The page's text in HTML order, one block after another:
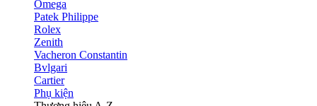
Omega
Patek Philippe
Rolex
Zenith
Vacheron Constantin
Bvlgari
Cartier
Phụ kiện